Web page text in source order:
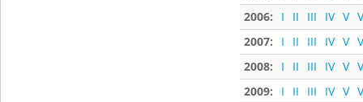
2006:
I II III IV V
2007:
I II III IV V
2008:
I II III IV V
2009:
I II III IV V